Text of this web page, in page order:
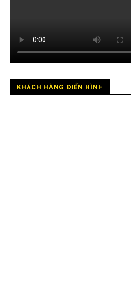
KHÁCH HÀNG ĐIỂN HÌNH